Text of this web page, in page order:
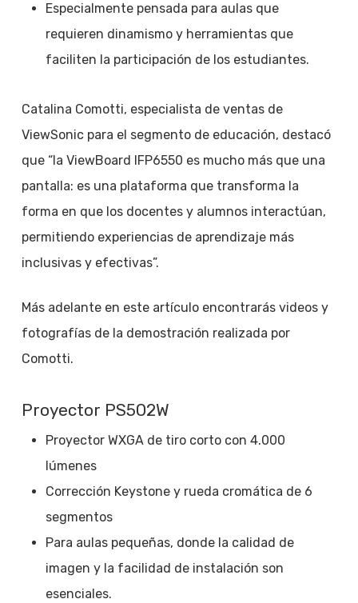
Especialmente pensada para aulas que
requieren dinamismo y herramientas que
faciliten la participación de los estudiantes.
Catalina Comotti, especialista de ventas de
ViewSonic para el segmento de educación, destacó
que “la ViewBoard IFP6550 es mucho más que una
pantalla: es una plataforma que transforma la
forma en que los docentes y alumnos interactúan,
permitiendo experiencias de aprendizaje más
inclusivas y efectivas”.
Más adelante en este artículo encontrarás videos y
fotografías de la demostración realizada por
Comotti.
Proyector PS502W
Proyector WXGA de tiro corto con 4.000
lúmenes
Corrección Keystone y rueda cromática de 6
segmentos
Para aulas pequeñas, donde la calidad de
imagen y la facilidad de instalación son
esenciales.